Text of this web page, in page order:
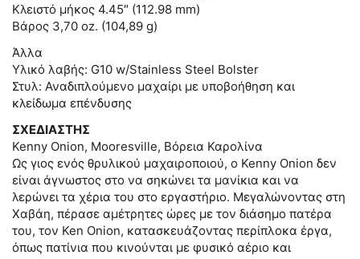
Κλειστό μήκος 4.45″ (112.98 mm)
Βάρος 3,70 oz. (104,89 g)
Άλλα
Υλικό λαβής: G10 w/Stainless Steel Bolster
Στυλ: Αναδιπλούμενο μαχαίρι με υποβοήθηση και
κλείδωμα επένδυσης
ΣΧΕΔΙΑΣΤΗΣ
Kenny Onion, Mooresville, Βόρεια Καρολίνα
Ως γιος ενός θρυλικού μαχαιροποιού, ο Kenny Onion δεν
είναι άγνωστος στο να σηκώνει τα μανίκια και να
λερώνει τα χέρια του στο εργαστήριο. Μεγαλώνοντας στη
Χαβάη, πέρασε αμέτρητες ώρες με τον διάσημο πατέρα
του, τον Ken Onion, κατασκευάζοντας περίπλοκα έργα,
όπως πατίνια που κινούνται με φυσικό αέριο και